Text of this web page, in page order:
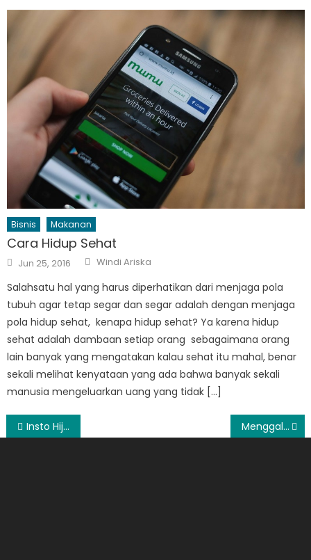
Bisnis Makanan
Cara Hidup Sehat
Posted
on
Jun 25, 2016 Author
Windi Ariska
Salahsatu hal yang harus diperhatikan dari menjaga pola
tubuh agar tetap segar dan segar adalah dengan menjaga
pola hidup sehat, kenapa hidup sehat? Ya karena hidup
sehat adalah dambaan setiap orang sebagaimana orang
lain banyak yang mengatakan kalau sehat itu mahal, benar
sekali melihat kenyataan yang ada bahwa banyak sekali
manusia mengeluarkan uang yang tidak […]
Post
Insto Hijau untuk Mengatasi Mata Bintitan Menggali Peluang Usaha Baru untuk Bisnis Anda